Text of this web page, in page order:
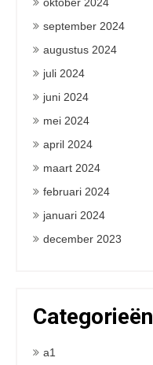
september 2024
augustus 2024
juli 2024
juni 2024
mei 2024
april 2024
maart 2024
februari 2024
januari 2024
december 2023
Categorieën
a1